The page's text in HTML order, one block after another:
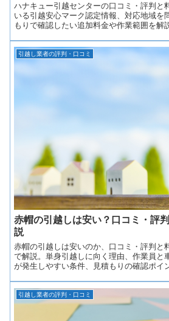
ハナキュー引越センターの口コミ・評判と
いる引越安心マーク認定情報、対応地域を
もりで確認したい追加料金や作業範囲を解
引越し業者の評判・口コミ
赤帽の引越しは安い？口コミ・評
説
赤帽の引越しは安いのか、口コミ・評判と
で解説。単身引越しに向く理由、作業員と
が発生しやすい条件、見積もりの確認ポイ
引越し業者の評判・口コミ